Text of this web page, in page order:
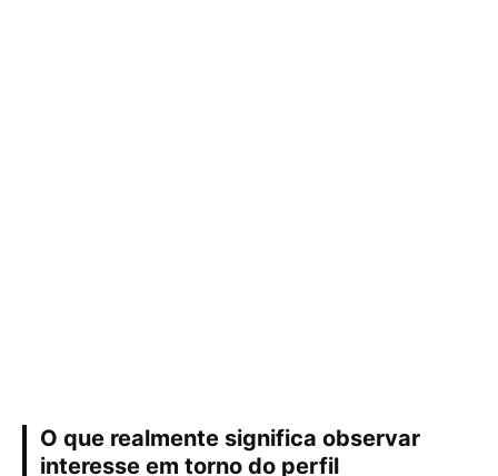
O que realmente significa observar
interesse em torno do perfil